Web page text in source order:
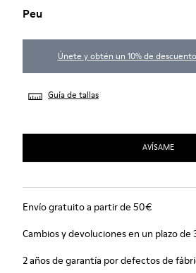
Peu
Únete y obtén un 10% de
Guía de tallas
AVÍSAME
Envío gratuito a partir de 50€
Cambios y devoluciones en un plazo de
2 años de garantía por defectos de